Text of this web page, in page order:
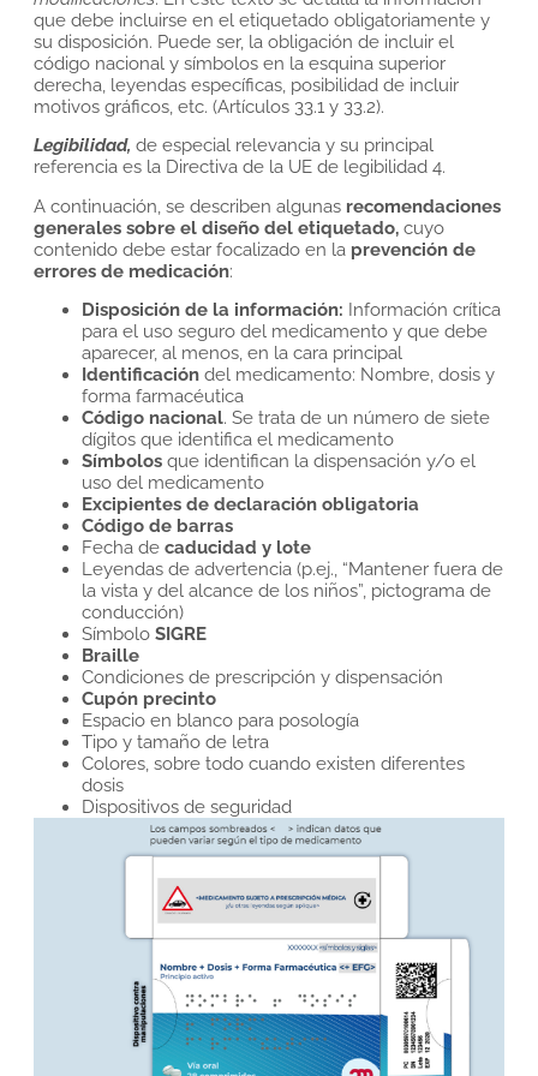
que debe incluirse en el etiquetado obligatoriamente y
su disposición. Puede ser, la obligación de incluir el
código nacional y símbolos en la esquina superior
derecha, leyendas específicas, posibilidad de incluir
motivos gráficos, etc. (Artículos 33.1 y 33.2).
Legibilidad, de especial relevancia y su principal
referencia es la Directiva de la UE de legibilidad 4.
A continuación, se describen algunas recomendaciones
generales sobre el diseño del etiquetado,cuyo
contenido debe estar focalizado en la prevención de
errores de medicación:
Disposición de la información: Información crítica
para el uso seguro del medicamento y que debe
aparecer, al menos, en la cara principal
Identificacióndel medicamento: Nombre, dosis y
forma farmacéutica
Código nacional. Se trata de un número de siete
dígitos que identifica el medicamento
Símbolosque identifican la dispensación y/o el
uso del medicamento
Excipientes de declaración obligatoria
Código de barras
Fecha de caducidad y lote
Leyendas de advertencia (p.ej., “Mantener fuera de
la vista y del alcance de los niños”, pictograma de
conducción)
Símbolo SIGRE
Braille
Condiciones de prescripción y dispensación
Cupón precinto
Espacio en blanco para posología
Tipo y tamaño de letra
Colores, sobre todo cuando existen diferentes
dosis
Dispositivos de seguridad